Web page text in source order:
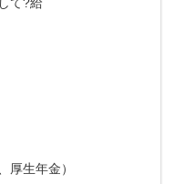
厚生年金）